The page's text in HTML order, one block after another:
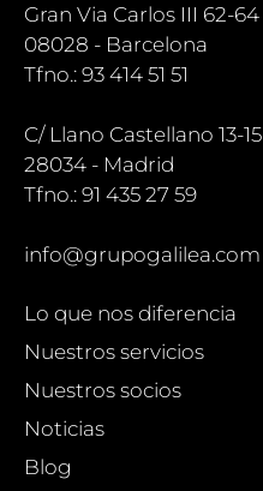
Gran Via Carlos III 62-64
08028 - Barcelona
Tfno.: 93 414 51 51
C/ Llano Castellano 13-15
28034 - Madrid
Tfno.: 91 435 27 59
info@grupogalilea.com
Lo que nos diferencia
Nuestros servicios
Nuestros socios
Noticias
Blog